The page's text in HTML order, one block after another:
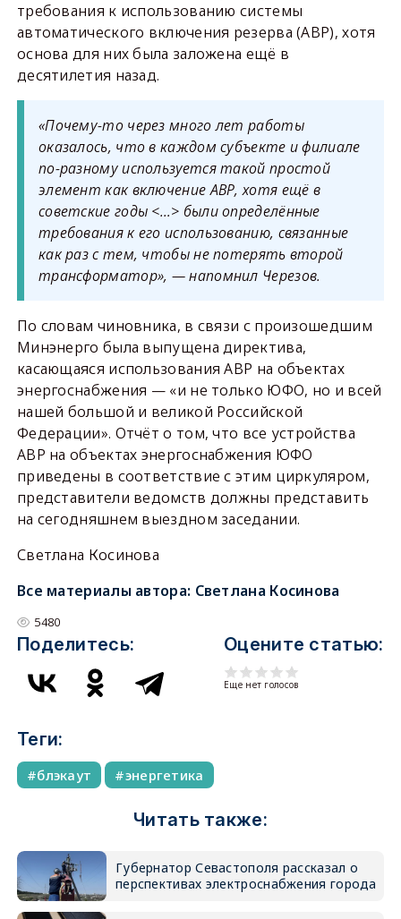
требования к использованию системы
автоматического включения резерва (АВР), хотя
основа для них была заложена ещё в
десятилетия назад.
«Почему-то через много лет работы
оказалось, что в каждом субъекте и филиале
по-разному используется такой простой
элемент как включение АВР, хотя ещё в
советские годы <…> были определённые
требования к его использованию, связанные
как раз с тем, чтобы не потерять второй
трансформатор», — напомнил Черезов.
По словам чиновника, в связи с произошедшим
Минэнерго была выпущена директива,
касающаяся использования АВР на объектах
энергоснабжения — «и не только ЮФО, но и всей
нашей большой и великой Российской
Федерации». Отчёт о том, что все устройства
АВР на объектах энергоснабжения ЮФО
приведены в соответствие с этим циркуляром,
представители ведомств должны представить
на сегодняшнем выездном заседании.
Светлана Косинова
Все материалы автора: Светлана Косинова
5480
Поделитесь: Оцените статью:
Еще нет голосов
Теги:
блэкаут энергетика
Читать также:
Губернатор Севастополя рассказал о
перспективах электроснабжения города